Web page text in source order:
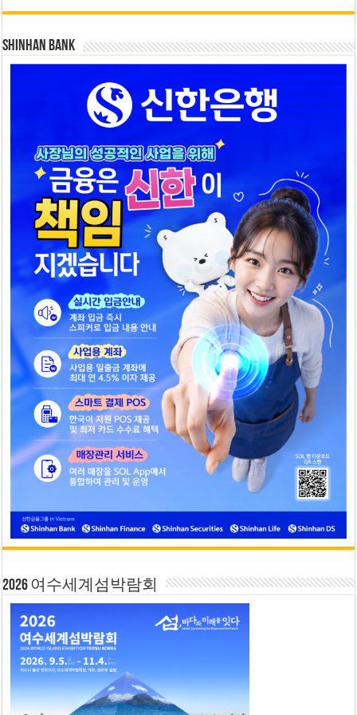
SHINHAN BANK
2026 여수세계섬박람회